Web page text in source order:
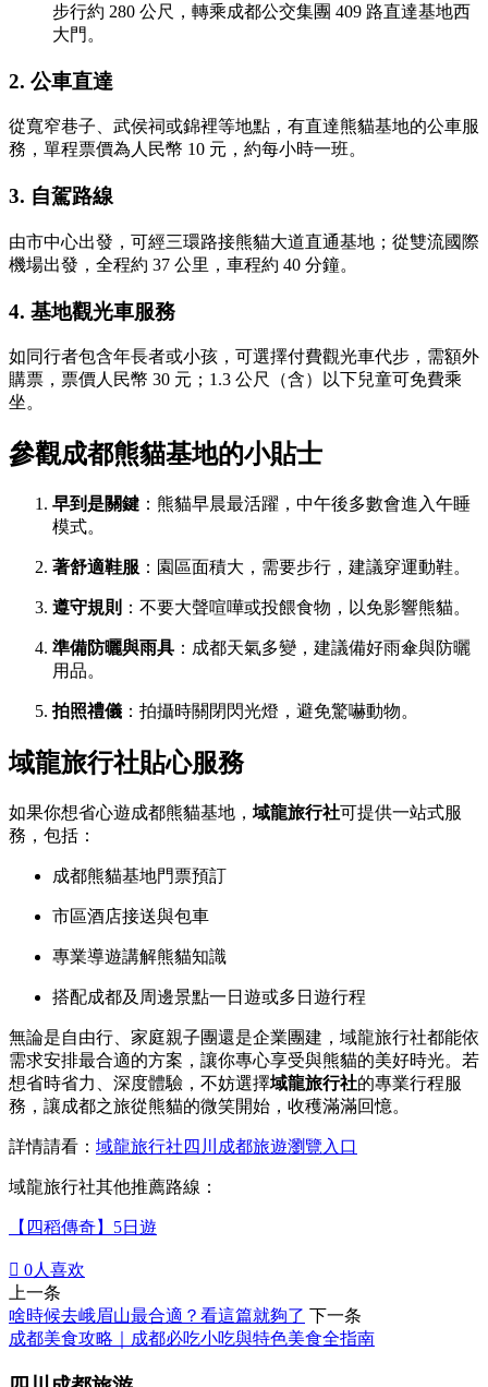
步行約 280 公尺，轉乘成都公交集團 409 路直達基地西
大門。
2. 公車直達
從寬窄巷子、武侯祠或錦裡等地點，有直達熊貓基地的公車服
務，單程票價為人民幣 10 元，約每小時一班。
3. 自駕路線
由市中心出發，可經三環路接熊貓大道直通基地；從雙流國際
機場出發，全程約 37 公里，車程約 40 分鐘。
4. 基地觀光車服務
如同行者包含年長者或小孩，可選擇付費觀光車代步，需額外
購票，票價人民幣 30 元；1.3 公尺（含）以下兒童可免費乘
坐。
參觀成都熊貓基地的小貼士
早到是關鍵 ：熊貓早晨最活躍，中午後多數會進入午睡
模式。
著舒適鞋服 ：園區面積大，需要步行，建議穿運動鞋。
遵守規則 ：不要大聲喧嘩或投餵食物，以免影響熊貓。
準備防曬與雨具 ：成都天氣多變，建議備好雨傘與防曬
用品。
拍照禮儀 ：拍攝時關閉閃光燈，避免驚嚇動物。
域龍旅行社貼心服務
如果你想省心遊成都熊貓基地， 域龍旅行社可提供一站式服
務，包括：
成都熊貓基地門票預訂
市區酒店接送與包車
專業導遊講解熊貓知識
搭配成都及周邊景點一日遊或多日遊行程
無論是自由行、家庭親子團還是企業團建，域龍旅行社都能依
需求安排最合適的方案，讓你專心享受與熊貓的美好時光。若
想省時省力、深度體驗，不妨選擇域龍旅行社的專業行程服
務，讓成都之旅從熊貓的微笑開始，收穫滿滿回憶。
詳情請看： 域龍旅行社四川成都旅遊瀏覽入口
域龍旅行社其他推薦路線：
【四稻傳奇】5日遊
 0人喜欢
上一条
啥時候去峨眉山最合適？看這篇就夠了 下一条
成都美食攻略｜成都必吃小吃與特色美食全指南